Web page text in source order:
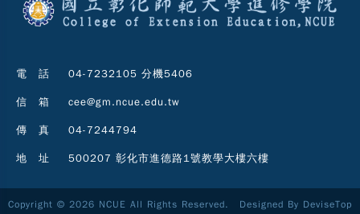
電 話 04-7232105 分機5406
信 箱 cee@gm.ncue.edu.tw
傳 真 04-7244794
地 址 500207 彰化市進德路1號教學大樓六樓
Copyright © 2026 NCUE All Rights Reserved. Designed By DeviseTop